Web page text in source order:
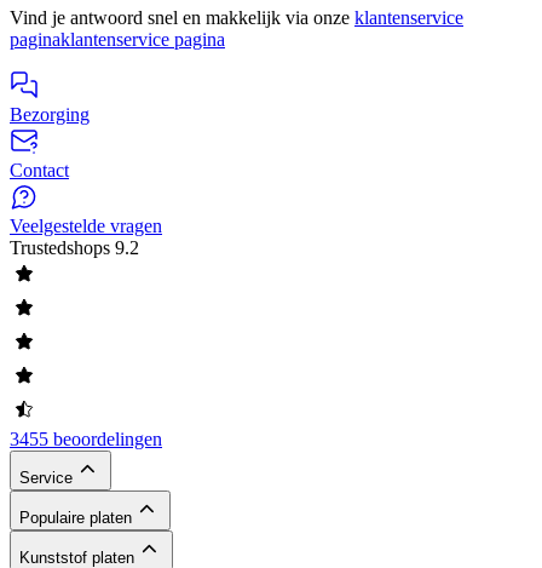
Vind je antwoord snel en makkelijk via onze klantenservice
paginaklantenservice pagina
Bezorging
Contact
Veelgestelde vragen
Trustedshops 9.2
3455 beoordelingen
Service
Populaire platen
Kunststof platen